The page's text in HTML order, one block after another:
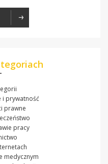
i prywatność
prawne
pracy
medycznym